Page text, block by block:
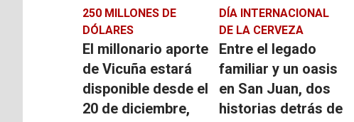
250 MILLONES DE
DÓLARES
El millonario aporte
de Vicuña estará
disponible desde el
20 de diciembre,
DÍA INTERNACIONAL
DE LA CERVEZA
Entre el legado
familiar y un oasis
en San Juan, dos
historias detrás de